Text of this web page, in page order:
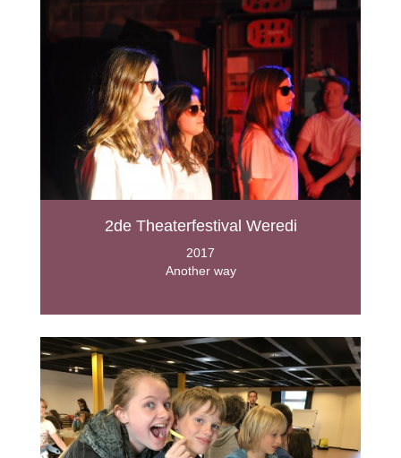
2de Theaterfestival Weredi
2017
Another way